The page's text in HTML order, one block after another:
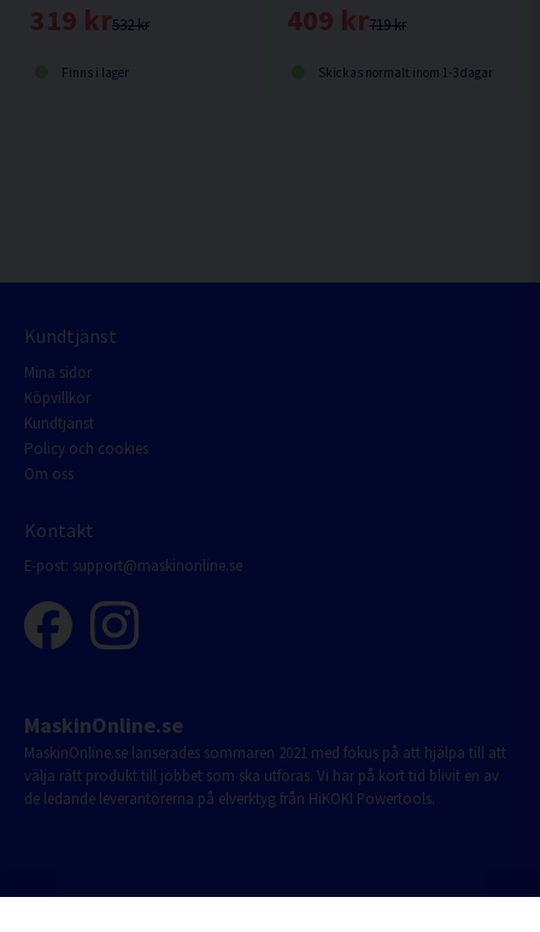
532 kr
319 kr
Finns i lager
719 kr
409 kr
Skickas normalt inom 1-3 dagar
Kundtjänst
Mina sidor
Köpvillkor
Kundtjänst
Policy och cookies
Om oss
Kontakt
E-post: support@maskinonline.se
MaskinOnline.se
MaskinOnline.se lanserades sommaren 2021 med fokus på att hjälpa till att
välja rätt produkt till jobbet som ska utföras. Vi har på kort tid blivit en av
de ledande leverantörerna på elverktyg från HiKOKI Powertools.